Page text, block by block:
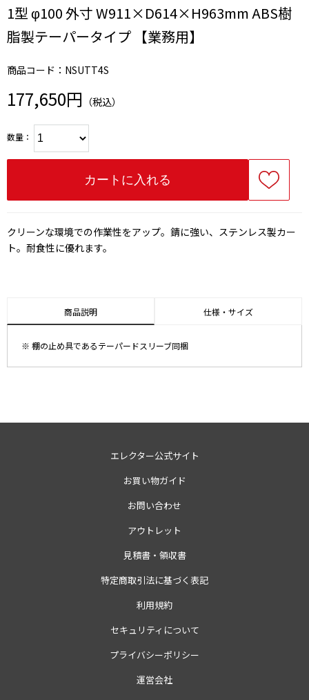
1型 φ100 外寸 W911×D614×H963mm ABS樹
脂製テーパータイプ 【業務用】
商品コード：NSUTT4S
177,650円 （税込）
数量：
クリーンな環境での作業性をアップ。錆に強い、ステンレス製カー
ト。耐食性に優れます。
商品説明 仕様・サイズ
※ 棚の止め具であるテーパードスリーブ同梱
エレクター公式サイト
お買い物ガイド
お問い合わせ
アウトレット
見積書・領収書
特定商取引法に基づく表記
利用規約
セキュリティについて
プライバシーポリシー
運営会社